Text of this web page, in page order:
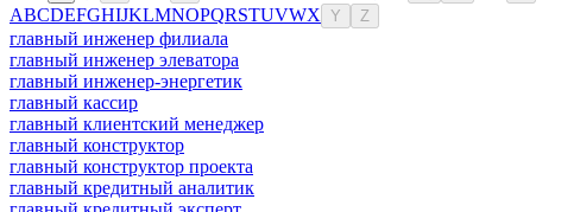
ABCDEFGHIJKLMNOPQRSTUVWX Y Z
главный инженер филиала
главный инженер элеватора
главный инженер-энергетик
главный кассир
главный клиентский менеджер
главный конструктор
главный конструктор проекта
главный кредитный аналитик